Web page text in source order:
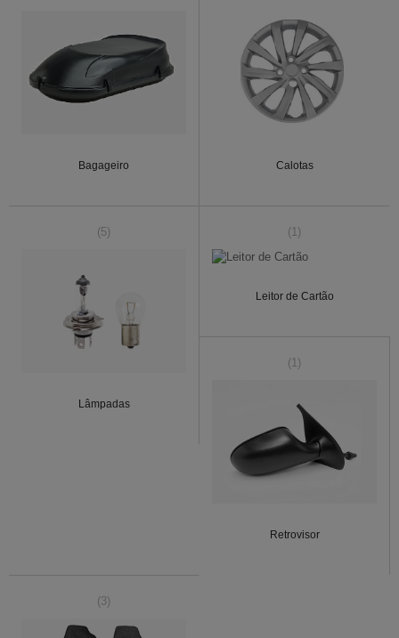
Bagageiro Calotas
(5)
Lâmpadas
(1)
Leitor de Cartão
(1)
Retrovisor
(3)